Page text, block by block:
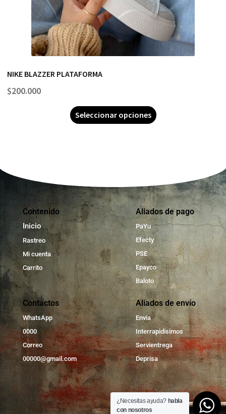
NIKE BLAZZER PLATAFORMA
$200.000
Seleccionar opciones
Contenido
Inicio
Rastreo
Mi cuenta
Carrito
Aliados de pago
PaYu
Efecty
PSE
Epayco
Baloto
Contactos
WhatsApp
0000
Correo
00000@gmail.com
Aliados de envío
Envia
Interrapidisimos
Servientrega
Deprisa
¿Necesitas ayuda? habla
con nosotros